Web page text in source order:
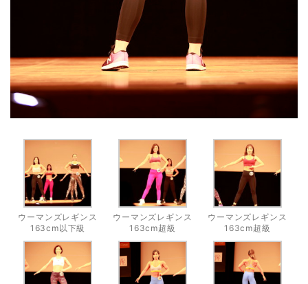
ウーマンズレギンス
163cm以下級
ウーマンズレギンス
163cm超級
ウーマンズレギンス
163cm超級